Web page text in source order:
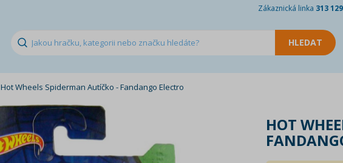
Zákaznická linka 313
Hot Wheels Spiderman Autíčko - Fandango Electro
HOT